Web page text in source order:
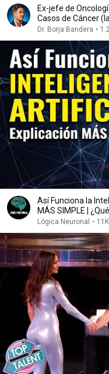
Ex-jefe de
Casos de Cáncer
Dr. Borja Bandera •
Así Funciona la
MÁS SIMPLE |
Lógica Neuronal •